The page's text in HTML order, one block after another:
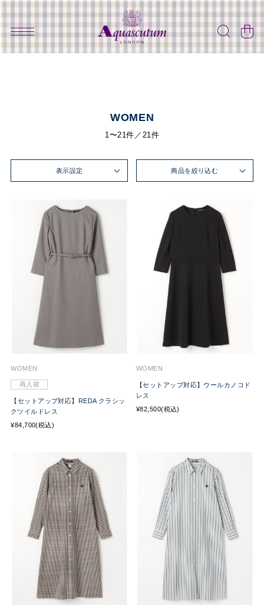
WOMEN
1〜21件／21件
表示設定 商品を絞り込む
WOMEN
再入荷
【セットアップ対応】REDA クラシッ
クツイルドレス
¥84,700(税込)
WOMEN
【セットアップ対応】ウールカノコド
レス
¥82,500(税込)